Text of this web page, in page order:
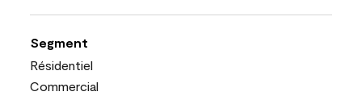
Segment
Résidentiel
Commercial